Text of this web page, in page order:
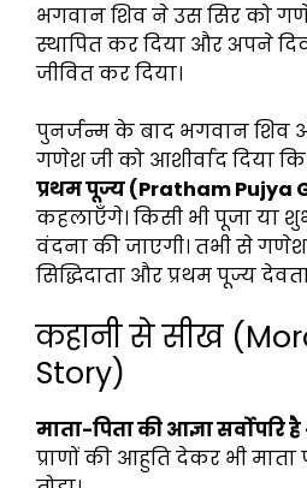
भगवान शिव ने उस सिर को
स्थापित कर दिया और अपने
जीवित कर दिया।
पुनर्जन्म के बाद भगवान शिव
गणेश जी को आशीर्वाद दिया
प्रथम पूज्य (Pratham Pujya
कहलाएँगे। किसी भी पूजा या
वंदना की जाएगी। तभी से गणेश
सिद्धिदाता और प्रथम पूज्य
कहानी से सीख
Story)
माता-पिता की आज्ञा सर्वोपरि है
प्राणों की आहुति देकर भी माता